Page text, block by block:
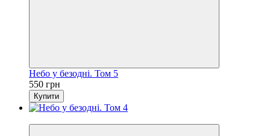
Небо у безодні. Том 5
550 грн
Купити